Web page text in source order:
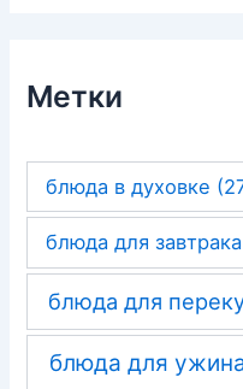
Метки
блюда в духовке
блюда для завтрака
блюда для
блюда для